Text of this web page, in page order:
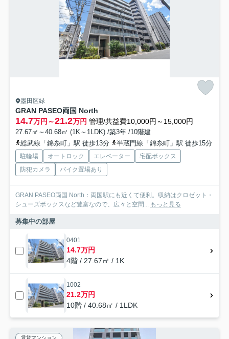
墨田区緑
GRAN PASEO両国 North
14.7万円～21.2万円 管理/共益費10,000円～15,000円
27.67㎡～40.68㎡ (1K～1LDK) /築3年 /10階建
総武線「錦糸町」駅 徒歩13分
半蔵門線「錦糸町」駅 徒歩15分
駐輪場 オートロック エレベーター
宅配ボックス
防犯カメラ
バイク置場あり
GRAN PASEO両国 North：両国駅にも近くて便利。収納はクロゼット・
シューズボックスなど豊富なので、広々と空間... もっと見る
募集中の部屋
0401
14.7万円
4階 / 27.67㎡ / 1K
1002
21.2万円
10階 / 40.68㎡ / 1LDK
賃貸マンション